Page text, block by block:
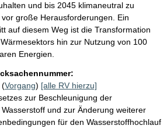
und bis 2045 klimaneutral zu
große Herausforderungen. Ein
auf diesem Weg ist die Transformation
hin zur Nutzung von 100
Energien.
(Vorgang) [alle RV hierzu]
zur Beschleunigung der
und zur Änderung weiterer
für den Wasserstoffhochlauf